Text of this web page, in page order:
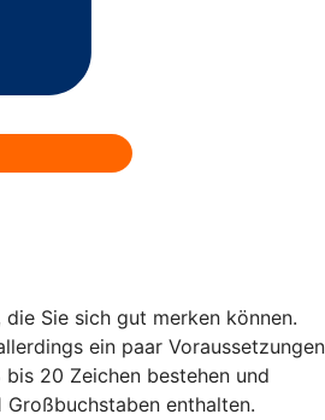
die Sie sich gut merken können.
ein paar Voraussetzungen
20 Zeichen bestehen und
Großbuchstaben enthalten.